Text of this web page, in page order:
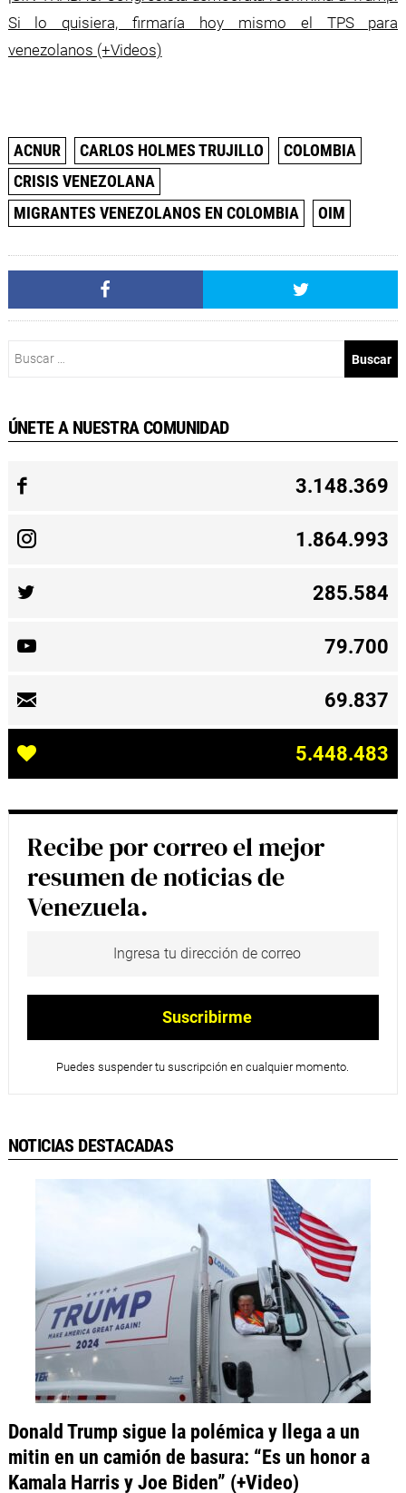
Si lo quisiera, firmaría hoy mismo el TPS para
venezolanos (+Videos)
ACNUR CARLOS HOLMES TRUJILLO
COLOMBIA
CRISIS VENEZOLANA
MIGRANTES VENEZOLANOS EN COLOMBIA
OIM
ÚNETE A NUESTRA COMUNIDAD
3.148.369
1.864.993
285.584
79.700
69.837
5.448.483
Recibe por correo el mejor
resumen de noticias de
Venezuela.
Puedes suspender tu suscripción en cualquier momento.
NOTICIAS DESTACADAS
Donald Trump sigue la polémica y llega a un
mitin en un camión de basura: “Es un honor a
Kamala Harris y Joe Biden” (+Video)